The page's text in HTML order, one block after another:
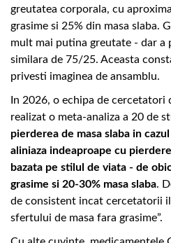
greutatea corporala, cu
grasime si 25% din masa slaba.
mult mai putina greutate - dar a
similara de 75/25. Aceasta
privesti imaginea de ansamblu.
In 2026, o echipa de cercetatori
realizat o meta-analiza a 20 de
pierderea de masa slaba in
aliniaza indeaproape cu
bazata pe stilul de viata - de
grasime si 20-30% masa slaba.
de consistent incat cercetatorii il
sfertului de masa fara grasime”.